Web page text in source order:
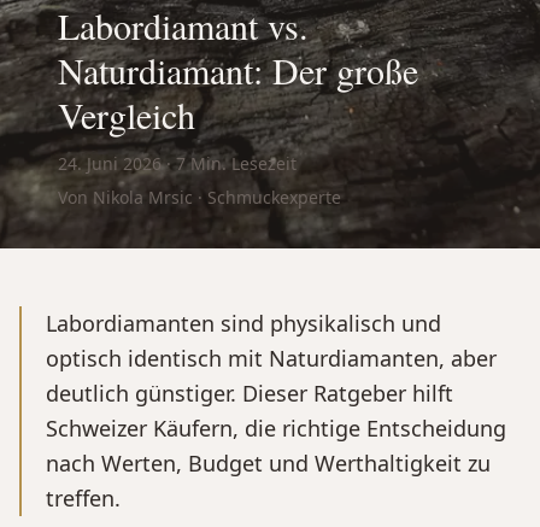
Labordiamant vs.
Naturdiamant: Der große
Vergleich
24. Juni 2026· 7Min. Lesezeit
Von Nikola Mrsic · Schmuckexperte
Labordiamanten sind physikalisch und
optisch identisch mit Naturdiamanten, aber
deutlich günstiger. Dieser Ratgeber hilft
Schweizer Käufern, die richtige Entscheidung
nach Werten, Budget und Werthaltigkeit zu
treffen.